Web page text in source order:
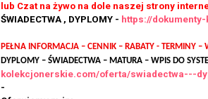
lub Czat na żywo na dole naszej strony
ŚWIADECTWA , DYPLOMY - https://
PEŁNA INFORMACJA – CENNIK – RABATY - TERMINY –
DYPLOMY – ŚWIADECTWA – MATURA – WPIS DO
kolekcjonerskie.com/oferta/swiadectwa---
-